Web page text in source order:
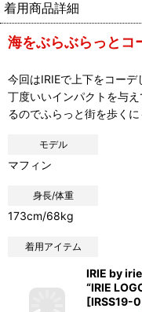
海をぶらぶらっとコ
今回はIRIEで上下をコー
丁度いいインパクトを与
るのでふらっと街を歩く
モデル
マフィン
身長/体重
173cm/68kg
着用アイテム
IRIE by
“IRIE
[IRSS19-